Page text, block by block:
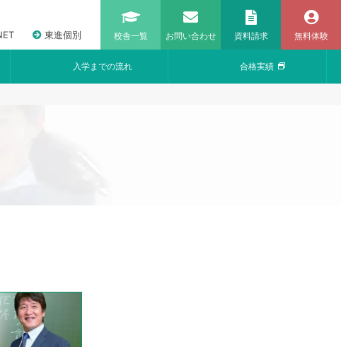
東進個別 校舎一覧 お問い合わせ 資料請求 無料体験
入学までの流れ 合格実績